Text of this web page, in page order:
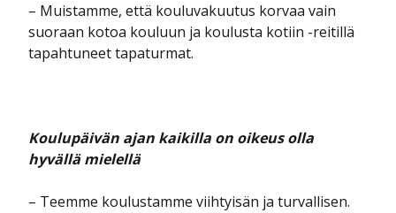
– Muistamme, että kouluvakuutus korvaa vain
suoraan kotoa kouluun ja koulusta kotiin -reitillä
tapahtuneet tapaturmat.
Koulupäivän ajan kaikilla on oikeus olla
hyvällä mielellä
– Teemme koulustamme viihtyisän ja turvallisen.